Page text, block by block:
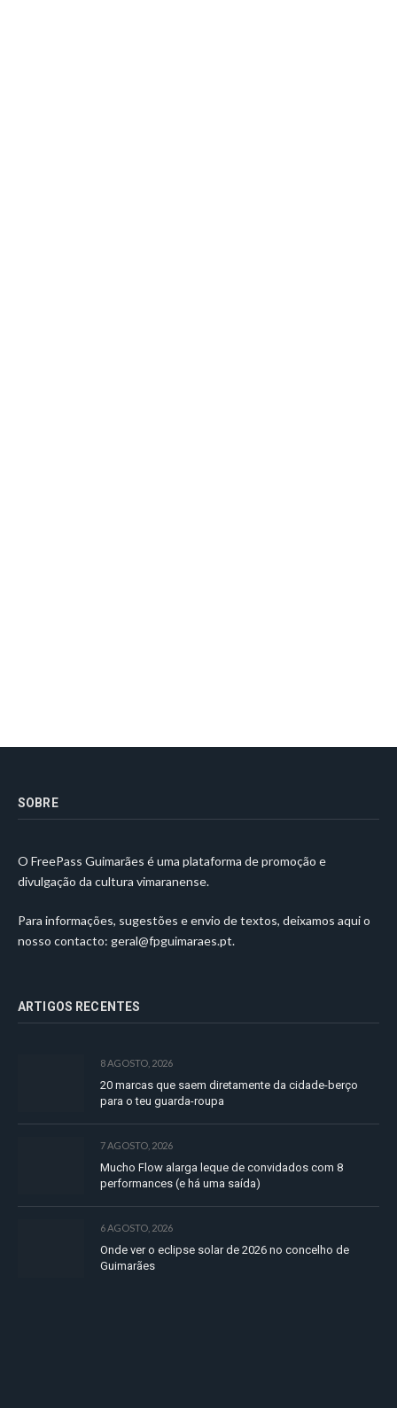
SOBRE
O FreePass Guimarães é uma plataforma de promoção e
divulgação da cultura vimaranense.
Para informações, sugestões e envio de textos, deixamos aqui o
nosso contacto: geral@fpguimaraes.pt.
ARTIGOS RECENTES
8 AGOSTO, 2026
20 marcas que saem diretamente da cidade-berço
para o teu guarda-roupa
7 AGOSTO, 2026
Mucho Flow alarga leque de convidados com 8
performances (e há uma saída)
6 AGOSTO, 2026
Onde ver o eclipse solar de 2026 no concelho de
Guimarães